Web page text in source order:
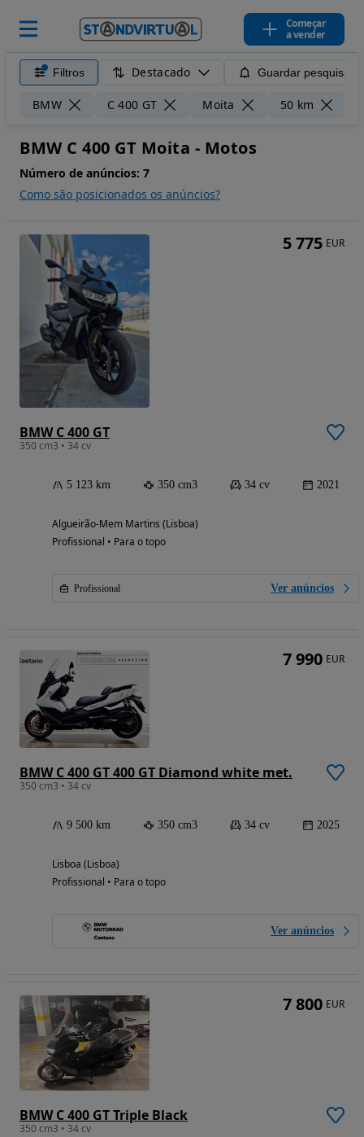
Começar
a vender
Filtros Destacado Guardar pesquisa
BMW C 400 GT Moita 50 km
BMW C 400 GT Moita - Motos
Número de anúncios: 7
Como são posicionados os anúncios?
BMW C 400 GT
350 cm3 • 34 cv
5 123 km 350 cm3 34 cv 2021
Algueirão-Mem Martins (Lisboa)
Profissional • Para o topo
Profissional Ver anúncios
5 775 EUR
BMW C 400 GT 400 GT Diamond white met.
350 cm3 • 34 cv
9 500 km 350 cm3 34 cv 2025
Lisboa (Lisboa)
Profissional • Para o topo
Ver anúncios
7 990 EUR
BMW C 400 GT Triple Black
350 cm3 • 34 cv
7 800 EUR